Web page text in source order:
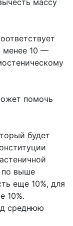
массу
менее 10 —
помочь
будет
по выше
еще 10%, для
10%.
среднюю